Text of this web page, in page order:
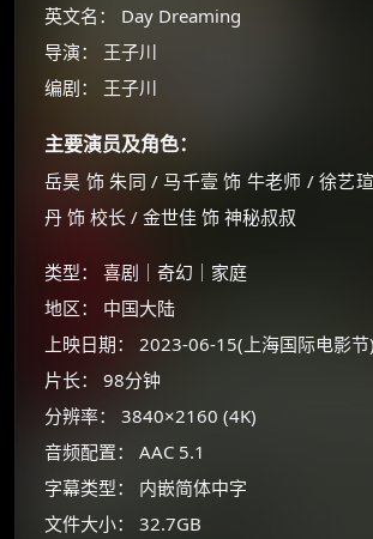
英文名： Day Dreaming
导演： 王子川
编剧： 王子川
主要演员及角色：
岳昊 饰 朱同 / 马千壹 饰 牛老师 / 徐艺
丹 饰 校长 / 金世佳 饰 神秘叔叔
类型： 喜剧｜奇幻｜家庭
地区： 中国大陆
上映日期： 2023-06-15(上海国际电影节)
片长： 98分钟
分辨率： 3840×2160 (4K)
音频配置： AAC 5.1
字幕类型： 内嵌简体中字
文件大小： 32.7GB
🧧 福利领取站